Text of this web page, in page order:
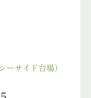
ーサイド台場）